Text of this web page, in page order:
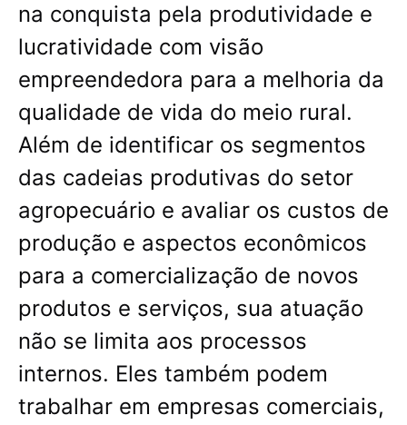
na conquista pela produtividade e
lucratividade com visão
empreendedora para a melhoria da
qualidade de vida do meio rural.
Além de identificar os segmentos
das cadeias produtivas do setor
agropecuário e avaliar os custos de
produção e aspectos econômicos
para a comercialização de novos
produtos e serviços, sua atuação
não se limita aos processos
internos. Eles também podem
trabalhar em empresas comerciais,